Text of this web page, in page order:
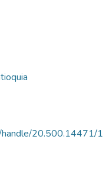
handle/20.500.14471/1